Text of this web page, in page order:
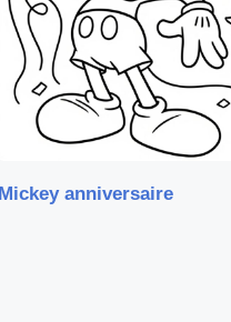
Mickey anniversaire